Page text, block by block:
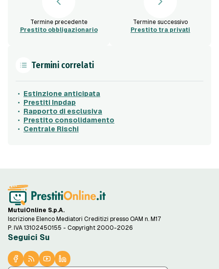
Termine precedente
Prestito obbligazionario
Termine successivo
Prestito tra privati
Termini correlati
Estinzione anticipata
Prestiti Inpdap
Rapporto di esclusiva
Prestito consolidamento
Centrale Rischi
MutuiOnline S.p.A.
Iscrizione Elenco Mediatori Creditizi presso OAM n. M17
P. IVA 13102450155 - Copyright 2000-2026
Seguici Su